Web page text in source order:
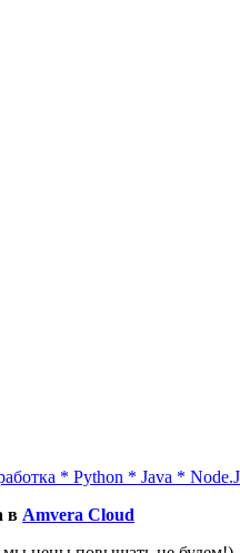
* Python * Java *
в Amvera Cloud